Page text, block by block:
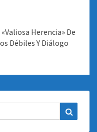
Herencia» De
Débiles Y Diálogo